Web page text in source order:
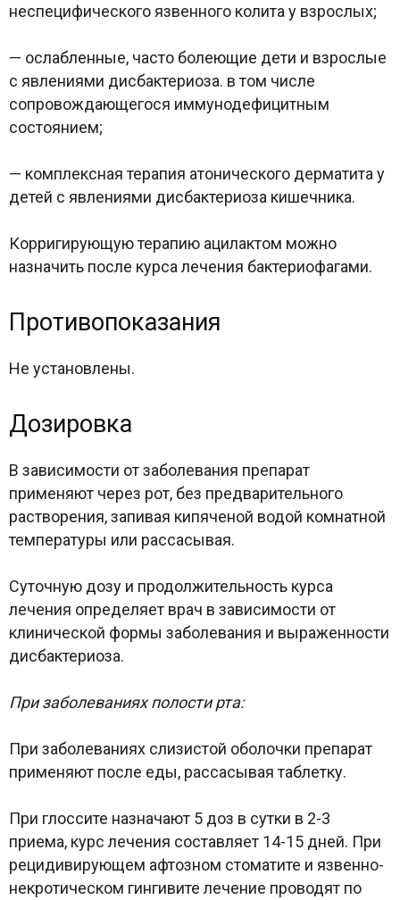
неспецифического язвенного колита у взрослых;
— ослабленные, часто болеющие дети и взрослые
с явлениями дисбактериоза. в том числе
сопровождающегося иммунодефицитным
состоянием;
— комплексная терапия атонического дерматита у
детей с явлениями дисбактериоза кишечника.
Корригирующую терапию ацилактом можно
назначить после курса лечения бактериофагами.
Противопоказания
Не установлены.
Дозировка
В зависимости от заболевания препарат
применяют через рот, без предварительного
растворения, запивая кипяченой водой комнатной
температуры или рассасывая.
Суточную дозу и продолжительность курса
лечения определяет врач в зависимости от
клинической формы заболевания и выраженности
дисбактериоза.
При заболеваниях полости рта:
При заболеваниях слизистой оболочки препарат
применяют после еды, рассасывая таблетку.
При глоссите назначают 5 доз в сутки в 2-3
приема, курс лечения составляет 14-15 дней. При
рецидивирующем афтозном стоматите и язвенно-
некротическом гингивите лечение проводят по